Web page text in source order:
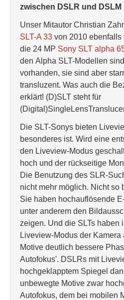
zwischen DSLR und DSLM
Unser Mitautor Christian
SLT-A 33 von 2010 ebenfalls
die 24 MP Sony SLT alpha
den Alpha SLT-Modellen
vorhanden, sie sind aber
transluzent. Was auch die
erklärt! (D)SLT steht für
Die SLT-Sonys bieten
besonderes ist. Wird eine
den Liveview-Modus
hoch und der rückseitige
Die Benutzung des SLR-
nicht mehr möglich. Nicht so
Sie haben hochauflösende
unter anderem den
zeigen. Und die SLTs haben
Liveview-Modus der
Motive deutlich bessere
Autofokus'. DSLRs mit
hochgeklapptem Spiegel
unbewegte Motive zwar
Autofokus, dem bei mobilen